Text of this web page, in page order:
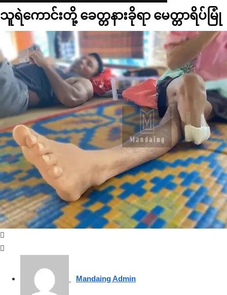
သူရဲကောင်းတို့ ခေတ္တနားခိုရာ မေတ္တာရိပ်မြုံ
Mandaing Admin